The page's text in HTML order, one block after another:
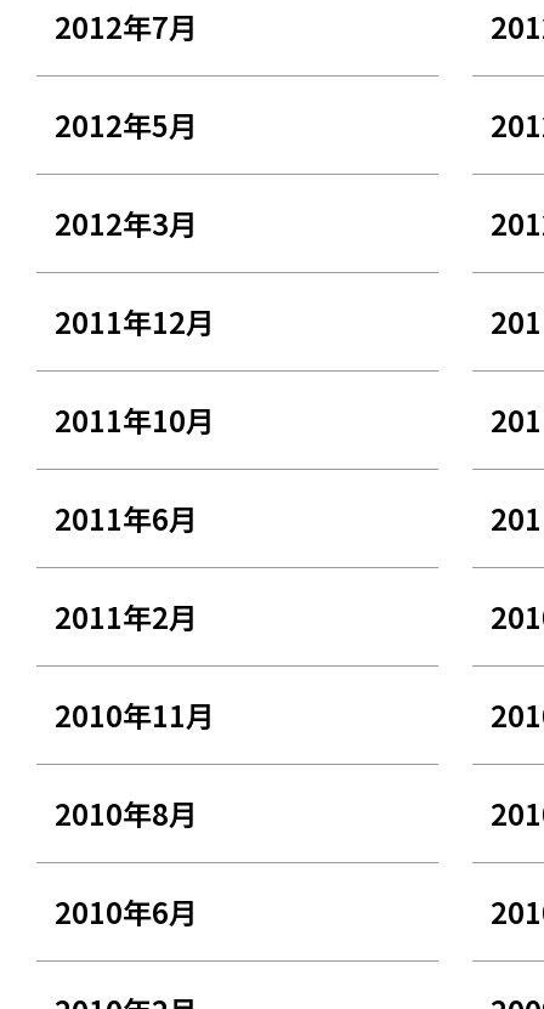
2012年7月
2012年5月
2012年3月
2011年12月
2011年10月
2011年6月
2011年2月
2010年11月
2010年8月
2010年6月